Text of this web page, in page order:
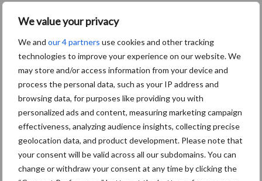
We value your privacy
We and our 4 partners use cookies and other tracking
technologies to improve your experience on our website. We
may store and/or access information from your device and
process the personal data, such as your IP address and
browsing data, for purposes like providing you with
personalized ads and content, measuring marketing campaign
effectiveness, analyzing audience insights, collecting precise
geolocation data, and product development. Please note that
your consent will be valid across all our subdomains. You can
change or withdraw your consent at any time by clicking the
daarom op om mee te investeren. Tegelijkertijd vragen we de
landelijke politiek om regio’s meer ruimte en middelen te geven
voor gebiedsgericht beleid. Met de provincie Flevoland zijn we
inmiddels in gesprek om een vernieuwde samenwerking vorm te
geven.” “De pauze in Lelystad laat zien dat dit type onderzoek
kwetsbaar is,” zegt De Wolf. “Maar we zien ook hoeveel waarde er
samenkomt in onderzoek, dialoog en ervaring. Die behoefte is er
nog steeds.”
WUR